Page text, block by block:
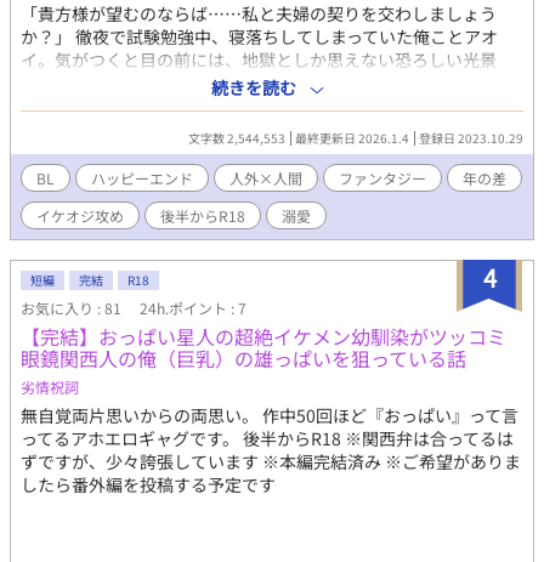
「貴方様が望むのならば……私と夫婦の契りを交わしましょう
か？」 徹夜で試験勉強中、寝落ちしてしまっていた俺ことアオ
イ。気がつくと目の前には、地獄としか思えない恐ろしい光景
が。戸惑う俺に、優しく声をかけてくれたのは、黒い執事服を纏
った紳士だった。 え、ホントに地獄？ しかも、俺、死んじゃっ
たの？ 突然の事態に、不安と恐怖で泣き叫んでいた俺の背を撫
で、落ち着かせてくれた紳士ことバアルさん。涙やら何やらでぐ
ちゃぐちゃになった頬まで、ハンカチで拭ってくれた。本人曰
く、悪魔とのことだが、スゴく親切な方としか思えない。 たとえ
彼の額から触覚が生えていようが、背中から半透明な羽が生えて
いようが、そんなのは些細な問題だ。だって顔は、全体の八割く
らいは人間だから！ 四、五十代くらいの真っ白な髭とオールバ
ックが似合っている、渋めのカッコいいオジ様なんだから！！ 見
知らぬ世界で一人ぼっちになった俺に突然出来た、カッコよくて
頼もしいお世話係兼同居人……のハズが。あれよあれよと恋人を
すっ飛ばして夫婦の契り？ 更には、その先も？ キスもまだな
のに、エッチなのはいけないと思います！ 【後半のお話に、一部
性的な描写を含むものがあります。R18指定のお話にはタイトル
に★を付けます。】
続きを読む
文字数 2,544,553 最終更新日 2026.1.4 登録日 2023.10.29
BL ハッピーエンド 人外×人間 ファンタジー
年の差
イケオジ攻め
後半からR18 溺愛
4
短編 完結 R18
お気に入り : 81 24h.ポイント : 7
【完結】おっぱい星人の超絶イケメン幼馴染がツッコミ
眼鏡関西人の俺（巨乳）の雄っぱいを狙っている話
劣情祝詞
無自覚両片思いからの両思い。 作中50回ほど『おっぱい』って言
ってるアホエロギャグです。 後半からR18 ※関西弁は合ってるは
ずですが、少々誇張しています ※本編完結済み ※ご希望がありま
したら番外編を投稿する予定です